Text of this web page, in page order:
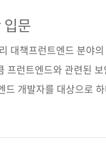
문
대책프런트엔드 분야
프런트엔드와 관련된
개발자를 대상으로
코드로 쉽게 이해할 수